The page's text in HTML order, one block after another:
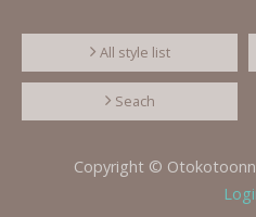
All style list
Seach
Copyright ©